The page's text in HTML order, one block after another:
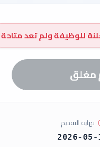
للوظيفة ولم تعد متاحة
مغلق
نهاية التقديم
2026-05-